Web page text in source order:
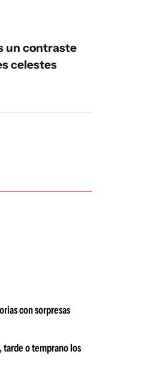
un contraste
celestes
con sorpresas
tarde o temprano los